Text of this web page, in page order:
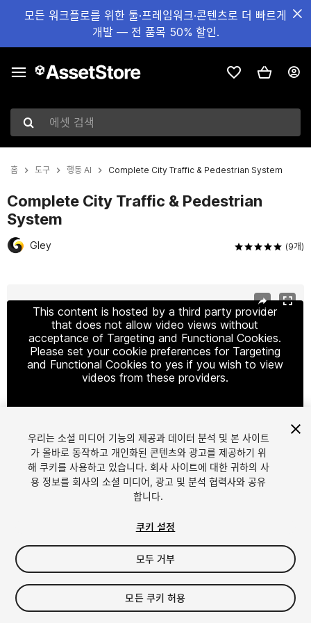
모든 워크플로를 위한 툴·프레임워크·콘텐츠로 더 빠르게
개발 — 전 품목 50% 할인.
에셋 검색
홈 도구 행동 AI Complete City Traffic & Pedestrian System
Complete City Traffic & Pedestrian
System
Gley (9개)
This content is hosted by a third party provider
that does not allow video views without
acceptance of Targeting and Functional Cookies.
Please set your cookie preferences for Targeting
and Functional Cookies to yes if you wish to view
videos from these providers.
Cookie Settings
1/ 3
$195
우리는 소셜 미디어 기능의 제공과 데이터 분석 및 본 사이트
가 올바로 동작하고 개인화된 콘텐츠와 광고를 제공하기 위
해 쿠키를 사용하고 있습니다. 회사 사이트에 대한 귀하의 사
용 정보를 회사의 소셜 미디어, 광고 및 분석 협력사와 공유
합니다.
쿠키 설정
모두 거부
모든 쿠키 허용